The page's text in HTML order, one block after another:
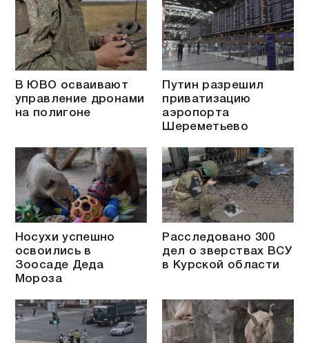
В ЮВО осваивают
управление дронами
на полигоне
Путин разрешил
приватизацию
аэропорта
Шереметьево
Носухи успешно
освоились в
Зоосаде Деда
Мороза
Расследовано 300
дел о зверствах ВСУ
в Курской области